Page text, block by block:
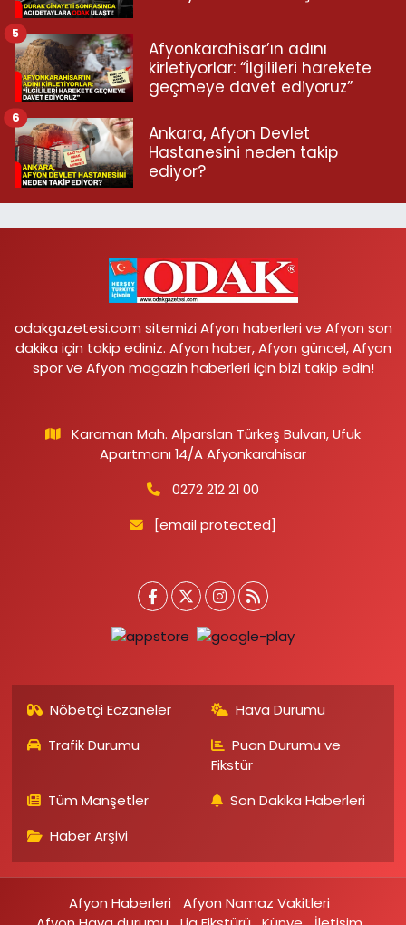
Afyonkarahisar’ın adını
kirletiyorlar: “İlgilileri harekete
geçmeye davet ediyoruz”
5
Ankara, Afyon Devlet
Hastanesini neden takip
ediyor?
6
odakgazetesi.com sitemizi Afyon haberleri ve Afyon son
dakika için takip ediniz. Afyon haber, Afyon güncel, Afyon
spor ve Afyon magazin haberleri için bizi takip edin!
Karaman Mah. Alparslan Türkeş Bulvarı, Ufuk
Apartmanı 14/A Afyonkarahisar
0272 212 21 00
[email protected]
Nöbetçi Eczaneler
Hava Durumu
Trafik Durumu
Puan Durumu ve
Fikstür
Tüm Manşetler
Son Dakika Haberleri
Haber Arşivi
Afyon Haberleri
Afyon Namaz Vakitleri